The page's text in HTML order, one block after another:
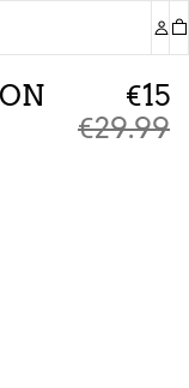
€15
€29.99